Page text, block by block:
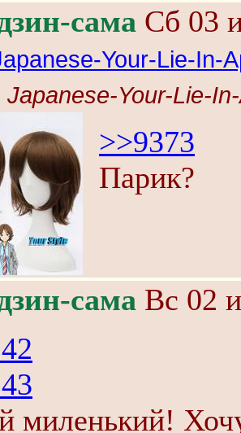
сама Сб 03
Your-Lie-In-
Your-Lie-
>>9373
Парик?
сама Вс 02
миленький!